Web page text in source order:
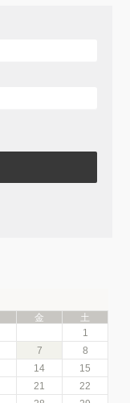
金
土
1
7
8
14
15
21
22